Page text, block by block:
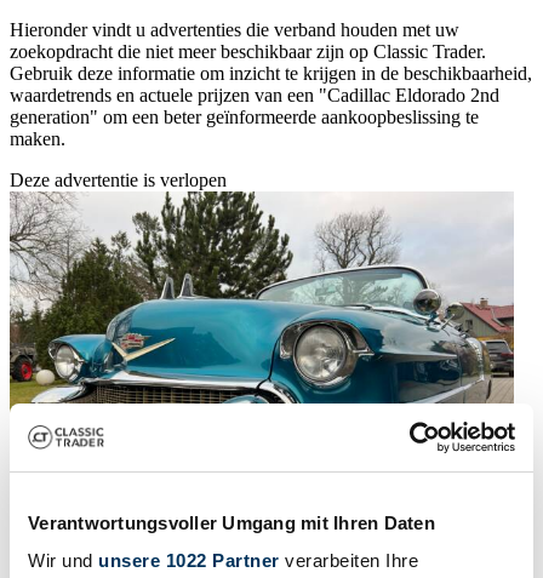
Verantwortungsvoller Umgang mit Ihren Daten
Wir und unsere 1022 Partner verarbeiten Ihre
Hieronder vindt u advertenties die verband houden met uw
zoekopdracht die niet meer beschikbaar zijn op Classic Trader.
Gebruik deze informatie om inzicht te krijgen in de beschikbaarheid,
waardetrends en actuele prijzen van een "Cadillac Eldorado 2nd
generation" om een beter geïnformeerde aankoopbeslissing te
maken.
Deze advertentie is verlopen